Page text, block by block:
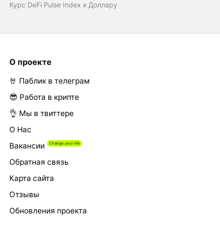
Курс DeFi Pulse Index к Доллару
О проекте
🤘 Паблик в телеграм
😎 Работа в крипте
👌 Мы в твиттере
О Нас
Вакансии
Обратная связь
Карта сайта
Отзывы
Обновления проекта